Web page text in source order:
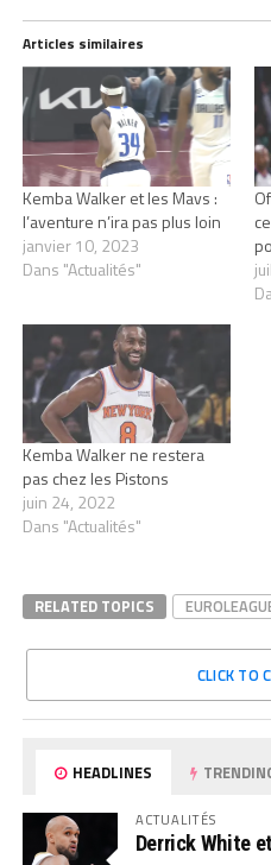
Articles similaires
Kemba Walker et les Mavs :
l’aventure n’ira pas plus loin
janvier 10, 2023
Dans "Actualités"
Kemba Walker ne restera
pas chez les Pistons
juin 24, 2022
Dans "Actualités"
RELATED TOPICS
CLICK TO
HEADLINES
ACTUALITÉS
Derrick White